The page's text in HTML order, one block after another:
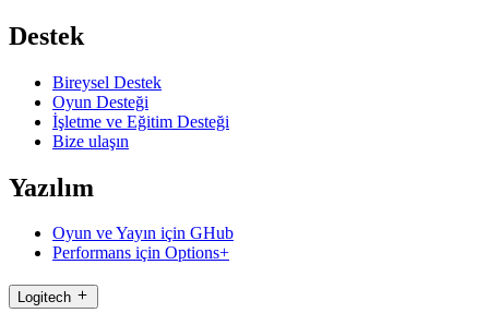
Destek
Bireysel Destek
Oyun Desteği
İşletme ve Eğitim Desteği
Bize ulaşın
Yazılım
Oyun ve Yayın için GHub
Performans için Options+
Logitech